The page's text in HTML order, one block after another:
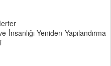
İnsanlığı Yeniden Yapılandırma